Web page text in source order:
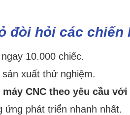
đòi hỏi các
10.000 chiếc.
xuất thử nghiệm.
CNC theo yêu cầu
ứng phát triển nhanh nhất.